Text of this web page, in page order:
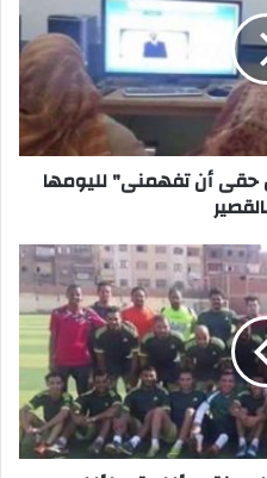
حقى أن تفهمنى" لليومها